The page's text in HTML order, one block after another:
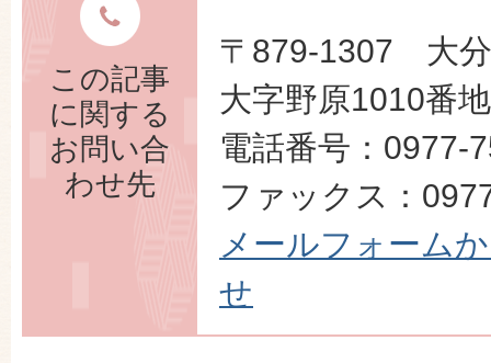
この記事
に関する
お問い合
わせ先
〒879-1307 大
大字野原1010番
電話番号：0977-
ファックス：
メールフォーム
せ